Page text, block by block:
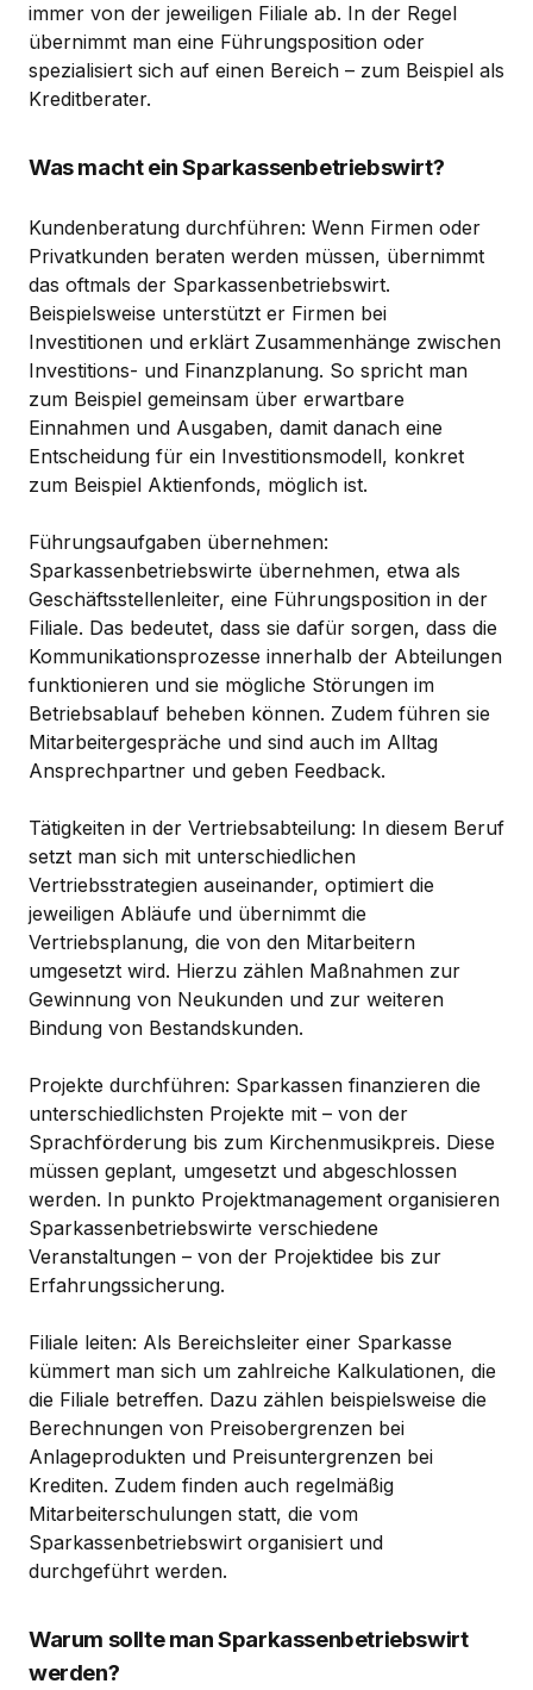
immer von der jeweiligen Filiale ab. In der Regel
übernimmt man eine Führungsposition oder
spezialisiert sich auf einen Bereich – zum Beispiel als
Kreditberater.
Was macht ein Sparkassenbetriebswirt?
Kundenberatung durchführen: Wenn Firmen oder
Privatkunden beraten werden müssen, übernimmt
das oftmals der Sparkassenbetriebswirt.
Beispielsweise unterstützt er Firmen bei
Investitionen und erklärt Zusammenhänge zwischen
Investitions- und Finanzplanung. So spricht man
zum Beispiel gemeinsam über erwartbare
Einnahmen und Ausgaben, damit danach eine
Entscheidung für ein Investitionsmodell, konkret
zum Beispiel Aktienfonds, möglich ist.
Führungsaufgaben übernehmen:
Sparkassenbetriebswirte übernehmen, etwa als
Geschäftsstellenleiter, eine Führungsposition in der
Filiale. Das bedeutet, dass sie dafür sorgen, dass die
Kommunikationsprozesse innerhalb der Abteilungen
funktionieren und sie mögliche Störungen im
Betriebsablauf beheben können. Zudem führen sie
Mitarbeitergespräche und sind auch im Alltag
Ansprechpartner und geben Feedback.
Tätigkeiten in der Vertriebsabteilung: In diesem Beruf
setzt man sich mit unterschiedlichen
Vertriebsstrategien auseinander, optimiert die
jeweiligen Abläufe und übernimmt die
Vertriebsplanung, die von den Mitarbeitern
umgesetzt wird. Hierzu zählen Maßnahmen zur
Gewinnung von Neukunden und zur weiteren
Bindung von Bestandskunden.
Projekte durchführen: Sparkassen finanzieren die
unterschiedlichsten Projekte mit – von der
Sprachförderung bis zum Kirchenmusikpreis. Diese
müssen geplant, umgesetzt und abgeschlossen
werden. In punkto Projektmanagement organisieren
Sparkassenbetriebswirte verschiedene
Veranstaltungen – von der Projektidee bis zur
Erfahrungssicherung.
Filiale leiten: Als Bereichsleiter einer Sparkasse
kümmert man sich um zahlreiche Kalkulationen, die
die Filiale betreffen. Dazu zählen beispielsweise die
Berechnungen von Preisobergrenzen bei
Anlageprodukten und Preisuntergrenzen bei
Krediten. Zudem finden auch regelmäßig
Mitarbeiterschulungen statt, die vom
Sparkassenbetriebswirt organisiert und
durchgeführt werden.
Warum sollte man Sparkassenbetriebswirt
werden?